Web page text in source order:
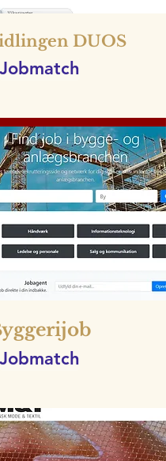
DUOS
Jobmatch
Jobmatch